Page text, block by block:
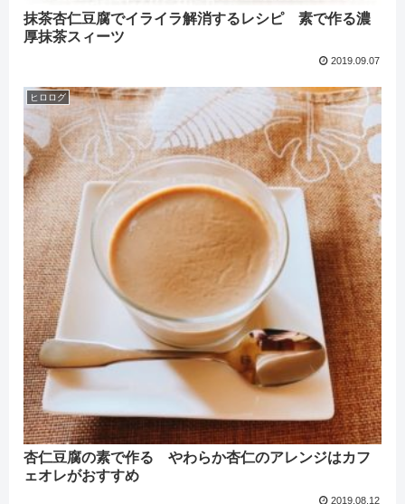
抹茶杏仁豆腐でイライラ解消するレシピ 素で作る濃
厚抹茶スィーツ
2019.09.07
ヒロログ
杏仁豆腐の素で作る やわらか杏仁のアレンジはカフ
ェオレがおすすめ
2019.08.12